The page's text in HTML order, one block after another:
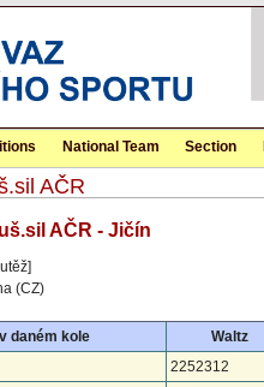
National Team Section
AČR
AČR - Jičín
(CZ)
daném kole Waltz
2252312